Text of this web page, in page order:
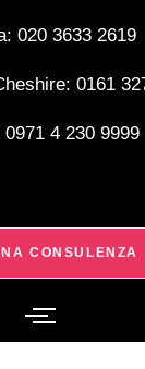
020 3633 2619
0161
0971 4 230 9999
CONSULENZA